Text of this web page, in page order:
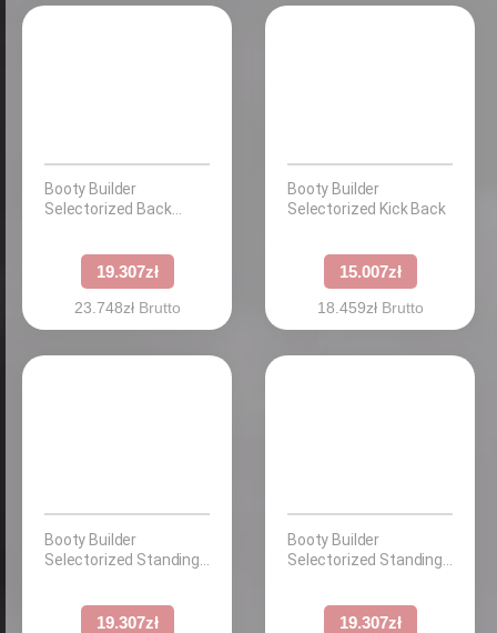
Booty Builder
Selectorized Back
19.307zł
23.748zł Brutto
Booty Builder
Selectorized Kick Back
15.007zł
18.459zł Brutto
Booty Builder
Selectorized Standing
19.307zł
Booty Builder
Selectorized Standing
19.307zł